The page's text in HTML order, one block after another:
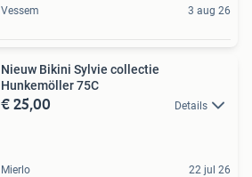
Vessem 3 aug 26
Nieuw Bikini Sylvie collectie
Hunkemöller 75C
€ 25,00 Details
Mierlo 22 jul 26